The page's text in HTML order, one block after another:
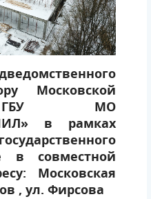
Московской
ГБУ МО
в рамках
в совместной
Московская
, ул. Фирсова